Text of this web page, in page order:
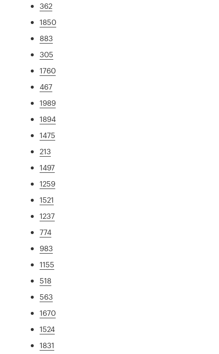
362
1850
883
305
1760
467
1989
1894
1475
213
1497
1259
1521
1237
774
983
1155
518
563
1670
1524
1831